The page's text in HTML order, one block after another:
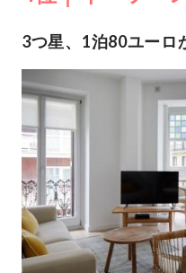
3つ星、1泊80ユーロ